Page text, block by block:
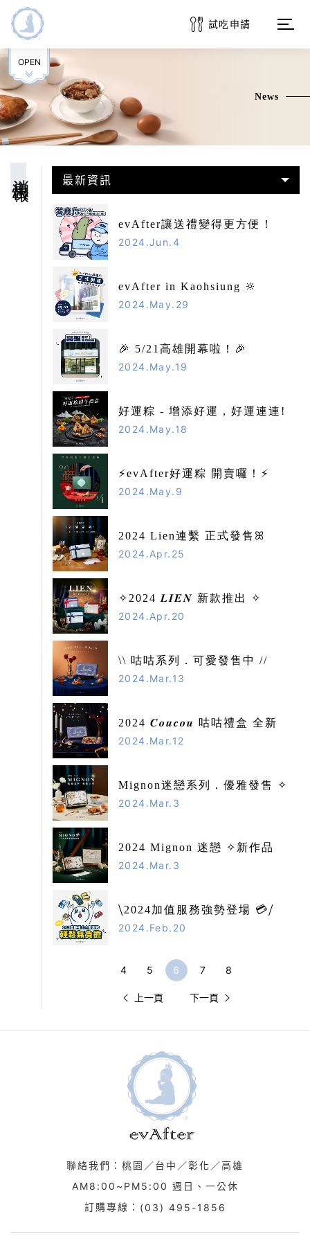
News
消息快報
訂購服務
常見問題
客戶專區
試吃申請
OPEN
最新資訊
evAfter讓送禮變得更方便！
2024.Jun.4
evAfter in Kaohsiung 🔆
2024.May.29
🎉 5/21高雄開幕啦！🎉
2024.May.19
好運粽 - 增添好運，好運連連!
2024.May.18
⚡️evAfter好運粽 開賣囉！⚡️
2024.May.9
2024 Lien連繫 正式發售ꕤ
2024.Apr.25
✧2024 𝑳𝑰𝑬𝑵 新款推出 ✧
2024.Apr.20
\\ 咕咕系列．可愛發售中 //
2024.Mar.13
2024 𝑪𝒐𝒖𝒄𝒐𝒖 咕咕禮盒 全新作品✧
2024.Mar.12
Mignon迷戀系列．優雅發售 ✧
2024.Mar.3
2024 Mignon 迷戀 ✧新作品
2024.Mar.3
⧹2024加值服務強勢登場 💳⧸
2024.Feb.20
上一頁
4 5 6 7 8
下一頁
聯絡我們：桃園／台中／彰化／高雄
AM8:00~PM5:00 週日、一公休
訂購專線： (03) 495-1856